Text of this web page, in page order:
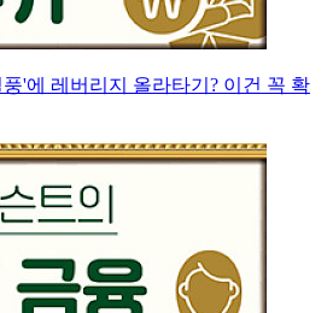
'에 레버리지 올라타기? 이건 꼭 확